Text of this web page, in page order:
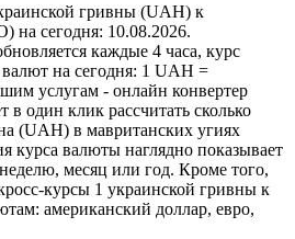
гривны (UAH) к
на сегодня: 10.08.2026.
каждые 4 часа, курс
на сегодня: 1 UAH =
услугам - онлайн конвертер
в один клик рассчитать сколько
(UAH) в мавританских угиях
курса валюты наглядно показывает
месяц или год. Кроме того,
курсы 1 украинской гривны к
американский доллар, евро,